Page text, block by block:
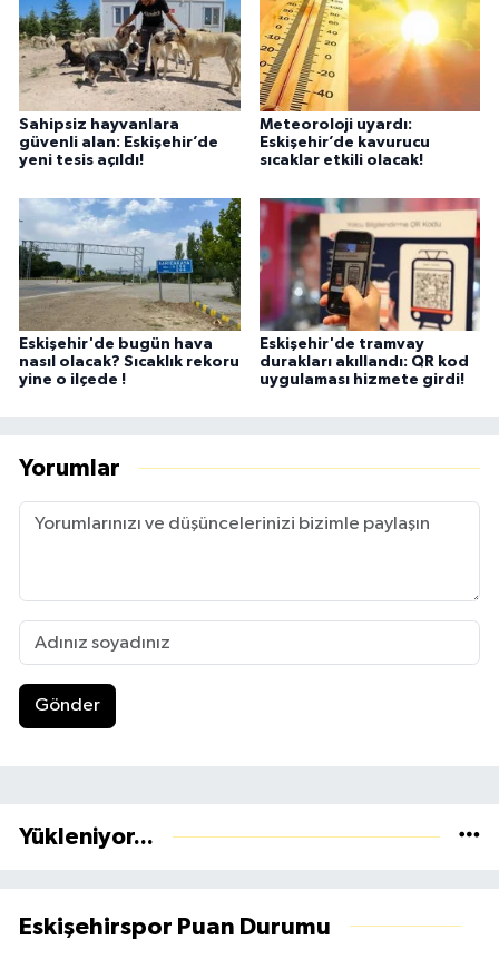
Sahipsiz hayvanlara
güvenli alan: Eskişehir’de
yeni tesis açıldı!
Meteoroloji uyardı:
Eskişehir’de kavurucu
sıcaklar etkili olacak!
Eskişehir'de bugün hava
nasıl olacak? Sıcaklık rekoru
yine o ilçede !
Eskişehir'de tramvay
durakları akıllandı: QR kod
uygulaması hizmete girdi!
Yorumlar
Gönder
Yükleniyor...
Eskişehirspor Puan Durumu